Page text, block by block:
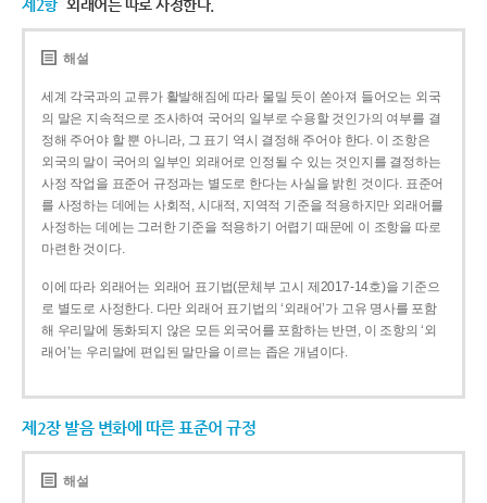
제2항 외래어는 따로 사정한다.
해설
세계 각국과의 교류가 활발해짐에 따라 물밀 듯이 쏟아져 들어오는 외국
의 말은 지속적으로 조사하여 국어의 일부로 수용할 것인가의 여부를 결
정해 주어야 할 뿐 아니라, 그 표기 역시 결정해 주어야 한다. 이 조항은
외국의 말이 국어의 일부인 외래어로 인정될 수 있는 것인지를 결정하는
사정 작업을 표준어 규정과는 별도로 한다는 사실을 밝힌 것이다. 표준어
를 사정하는 데에는 사회적, 시대적, 지역적 기준을 적용하지만 외래어를
사정하는 데에는 그러한 기준을 적용하기 어렵기 때문에 이 조항을 따로
마련한 것이다.
이에 따라 외래어는 외래어 표기법(문체부 고시 제2017-14호)을 기준으
로 별도로 사정한다. 다만 외래어 표기법의 ‘외래어’가 고유 명사를 포함
해 우리말에 동화되지 않은 모든 외국어를 포함하는 반면, 이 조항의 ‘외
래어’는 우리말에 편입된 말만을 이르는 좁은 개념이다.
제2장 발음 변화에 따른 표준어 규정
해설